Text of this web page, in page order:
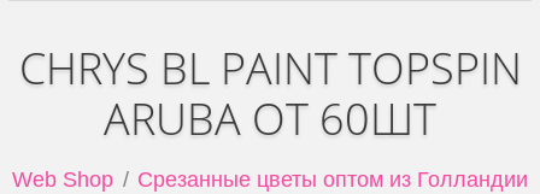
CHRYS BL PAINT TOPSPIN
ARUBA ОТ 60ШТ
Web Shop
Срезанные цветы оптом из Голландии